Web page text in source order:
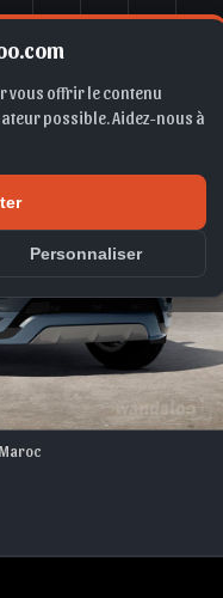
vous offrir le contenu
possible. Aidez-nous à
Personnaliser